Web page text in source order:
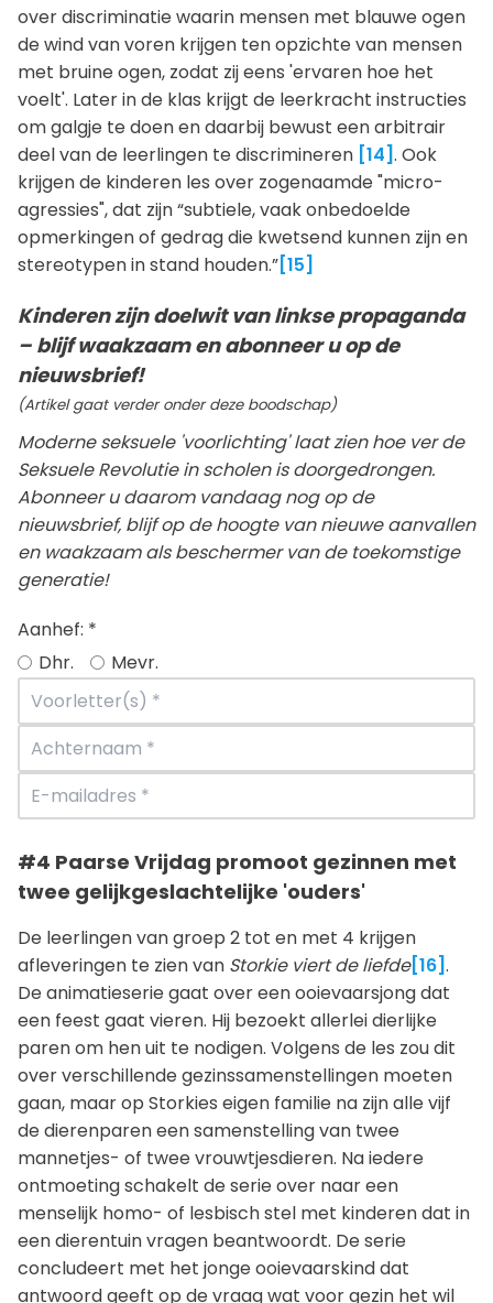
over discriminatie waarin mensen met blauwe ogen
de wind van voren krijgen ten opzichte van mensen
met bruine ogen, zodat zij eens 'ervaren hoe het
voelt'. Later in de klas krijgt de leerkracht instructies
om galgje te doen en daarbij bewust een arbitrair
deel van de leerlingen te discrimineren [14]. Ook
krijgen de kinderen les over zogenaamde "micro-
agressies", dat zijn “subtiele, vaak onbedoelde
opmerkingen of gedrag die kwetsend kunnen zijn en
stereotypen in stand houden.”[15]
Kinderen zijn doelwit van linkse propaganda
– blijf waakzaam en abonneer u op de
nieuwsbrief!
(Artikel gaat verder onder deze boodschap)
Moderne seksuele 'voorlichting' laat zien hoe ver de
Seksuele Revolutie in scholen is doorgedrongen.
Abonneer u daarom vandaag nog op de
nieuwsbrief, blijf op de hoogte van nieuwe aanvallen
en waakzaam als beschermer van de toekomstige
generatie!
Aanhef: *
Dhr.
Mevr.
#4 Paarse Vrijdag promoot gezinnen met
twee gelijkgeslachtelijke 'ouders'
De leerlingen van groep 2 tot en met 4 krijgen
afleveringen te zien van Storkie viert de liefde[16].
De animatieserie gaat over een ooievaarsjong dat
een feest gaat vieren. Hij bezoekt allerlei dierlijke
paren om hen uit te nodigen. Volgens de les zou dit
over verschillende gezinssamenstellingen moeten
gaan, maar op Storkies eigen familie na zijn alle vijf
de dierenparen een samenstelling van twee
mannetjes- of twee vrouwtjesdieren. Na iedere
ontmoeting schakelt de serie over naar een
menselijk homo- of lesbisch stel met kinderen dat in
een dierentuin vragen beantwoordt. De serie
concludeert met het jonge ooievaarskind dat
antwoord geeft op de vraag wat voor gezin het wil